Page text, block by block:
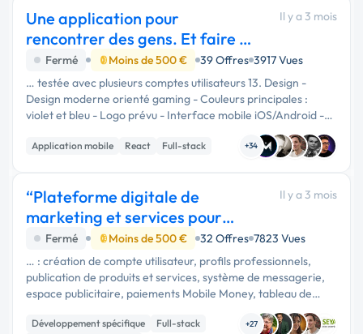
Une application pour
rencontrer des gens. Et faire du
gaming avec eux.
Il y a 3 mois
Fermé Moins de 500 € 39 Offres 3917 Vues
… testée avec plusieurs comptes utilisateurs 13. Design -
Design moderne orienté gaming - Couleurs principales :
violet et bleu - Logo prévu - Interface mobile iOS/Android -
Application testée sur iPhone, Android et PC en local avec
backend connecté
Application mobile React Full-stack +34
“Plateforme digitale de
marketing et services pour
entreprises africai
Il y a 3 mois
Fermé Moins de 500 € 32 Offres 7823 Vues
… : création de compte utilisateur, profils professionnels,
publication de produits et services, système de messagerie,
espace publicitaire, paiements Mobile Money, tableau de
bord administrateur, notifications, abonnements premium,
application …
Développement spécifique
Full-stack
+27